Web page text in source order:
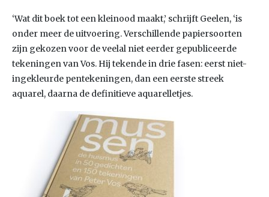
‘Wat dit boek tot een kleinood maakt,’ schrijft Geelen, ‘is
onder meer de uitvoering. Verschillende papiersoorten
zijn gekozen voor de veelal niet eerder gepubliceerde
tekeningen van Vos. Hij tekende in drie fasen: eerst niet-
ingekleurde pentekeningen, dan een eerste streek
aquarel, daarna de definitieve aquarelletjes.